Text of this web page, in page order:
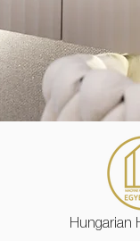
Hungarian